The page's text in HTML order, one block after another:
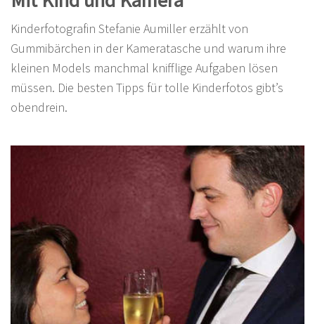
Kinderfotografin Stefanie Aumiller erzählt von
Gummibärchen in der Kameratasche und warum ihre
kleinen Models manchmal knifflige Aufgaben lösen
müssen. Die besten Tipps für tolle Kinderfotos gibt’s
obendrein.